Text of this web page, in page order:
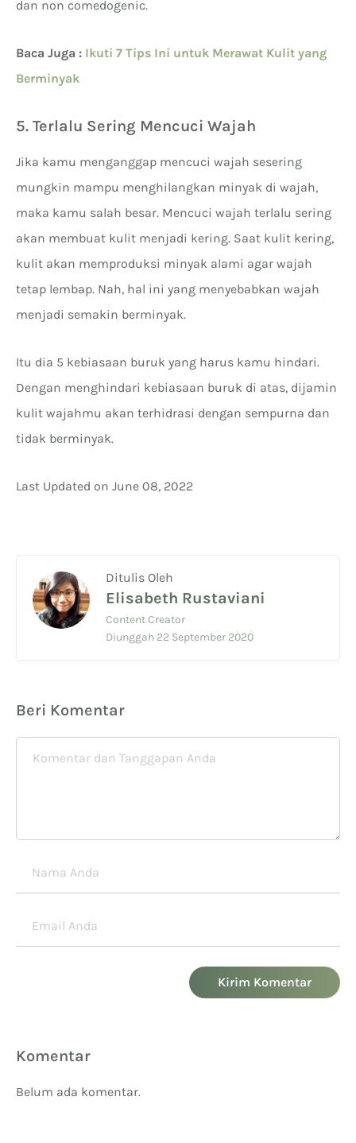
dan non comedogenic.
Baca Juga : Ikuti 7 Tips Ini untuk Merawat Kulit yang
Berminyak
5. Terlalu Sering Mencuci Wajah
Jika kamu menganggap mencuci wajah sesering
mungkin mampu menghilangkan minyak di wajah,
maka kamu salah besar. Mencuci wajah terlalu sering
akan membuat kulit menjadi kering. Saat kulit kering,
kulit akan memproduksi minyak alami agar wajah
tetap lembap. Nah, hal ini yang menyebabkan wajah
menjadi semakin berminyak.
Itu dia 5 kebiasaan buruk yang harus kamu hindari.
Dengan menghindari kebiasaan buruk di atas, dijamin
kulit wajahmu akan terhidrasi dengan sempurna dan
tidak berminyak.
Last Updated on June 08, 2022
Ditulis Oleh
Elisabeth Rustaviani
Content Creator
Diunggah 22 September 2020
Beri Komentar
Kirim Komentar
Komentar
Belum ada komentar.